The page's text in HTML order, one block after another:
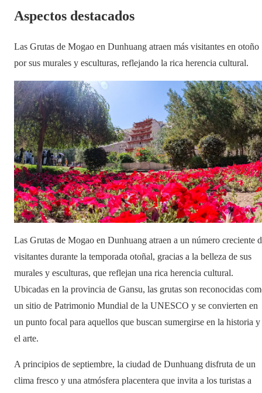
Aspectos destacados
Las Grutas de Mogao en Dunhuang atraen más visitantes en otoño
por sus murales y esculturas, reflejando la rica herencia cultural.
Las Grutas de Mogao en Dunhuang atraen a un número creciente
visitantes durante la temporada otoñal, gracias a la belleza de sus
murales y esculturas, que reflejan una rica herencia cultural.
Ubicadas en la provincia de Gansu, las grutas son reconocidas
un sitio de Patrimonio Mundial de la UNESCO y se convierten en
un punto focal para aquellos que buscan sumergirse en la historia y
el arte.
A principios de septiembre, la ciudad de Dunhuang disfruta de un
clima fresco y una atmósfera placentera que invita a los turistas a